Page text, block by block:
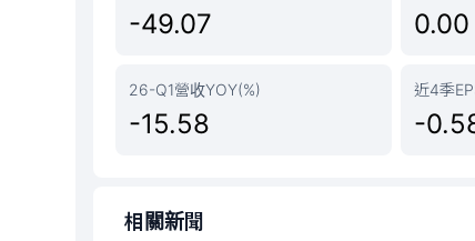
-49.07 0.00
26-Q1營收YOY(%)
-15.58
近4季
-
相關新聞